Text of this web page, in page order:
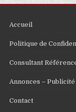
Accueil
Politique de
Consultant
Annonces – Publicité
Contact